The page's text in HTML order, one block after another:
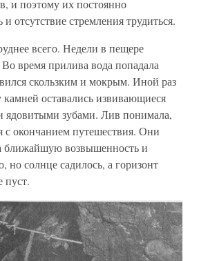
и поэтому их постоянно
отсутствие стремления трудиться.
всего. Недели в пещере
время прилива вода попадала
скользким и мокрым. Иной раз
оставались извивающиеся
ядовитыми зубами. Лив понимала,
с окончанием путешествия. Они
ближайшую возвышенность и
но солнце садилось, а горизонт
пуст.